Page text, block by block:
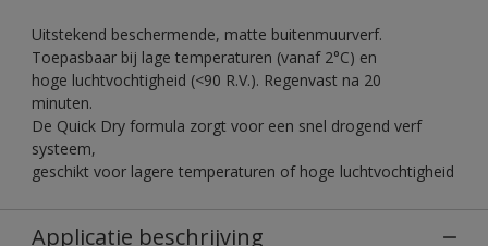
Uitstekend beschermende, matte buitenmuurverf.
Toepasbaar bij lage temperaturen (vanaf 2°C) en
hoge luchtvochtigheid (<90 R.V.). Regenvast na 20
minuten.
De Quick Dry formula zorgt voor een snel drogend verf
systeem,
geschikt voor lagere temperaturen of hoge luchtvochtigheid
Applicatie beschrijving